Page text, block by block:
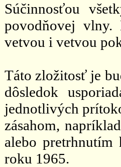
Súčinnosťou
povodňovej vlny.
vetvou i vetvou
Táto zložitosť je
dôsledok
jednotlivých
zásahom,
alebo pretrhnutím
roku 1965.